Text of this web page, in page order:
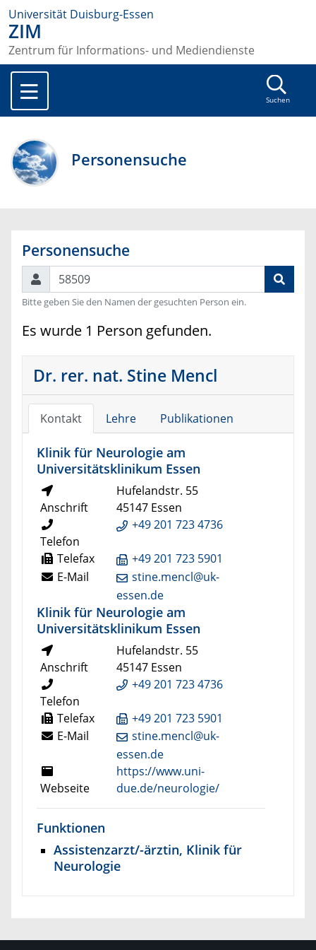
Universität Duisburg-Essen
ZIM
Zentrum für Informations- und Mediendienste
Suchen
Personensuche
Personensuche
Suchen
Bitte geben Sie den Namen der gesuchten Person ein.
Es wurde 1 Person gefunden.
Dr. rer. nat. Stine Mencl
Kontakt Lehre Publikationen
Klinik für Neurologie am
Universitätsklinikum Essen
Anschrift
Hufelandstr. 55
45147 Essen
Telefon
+49 201 723 4736
Telefax
+49 201 723 5901
E-Mail
stine.mencl@uk-
essen.de
Klinik für Neurologie am
Universitätsklinikum Essen
Anschrift
Hufelandstr. 55
45147 Essen
Telefon
+49 201 723 4736
Telefax
+49 201 723 5901
E-Mail
stine.mencl@uk-
essen.de
Webseite
https://www.uni-
due.de/neurologie/
Funktionen
Assistenzarzt/-ärztin, Klinik für
Neurologie